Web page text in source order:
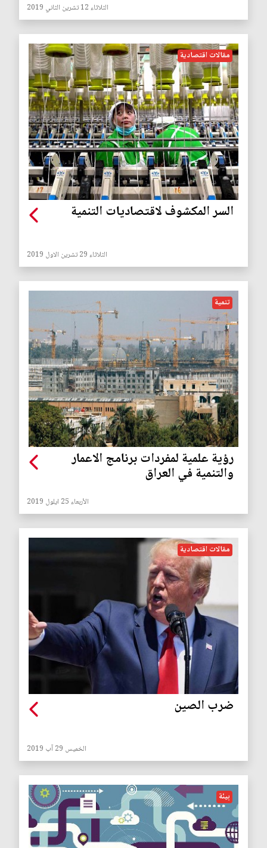
الثلاثاء 12 تشرين الثاني 2019
مقالات اقتصادية
السر المكشوف لاقتصاديات التنمية
الثلاثاء 29 تشرين الاول 2019
تنمية
رؤية علمية لمفردات برنامج الاعمار
والتنمية في العراق
الأربعاء 25 ايلول 2019
مقالات اقتصادية
ضرب الصين
الخميس 29 آب 2019
بيئة